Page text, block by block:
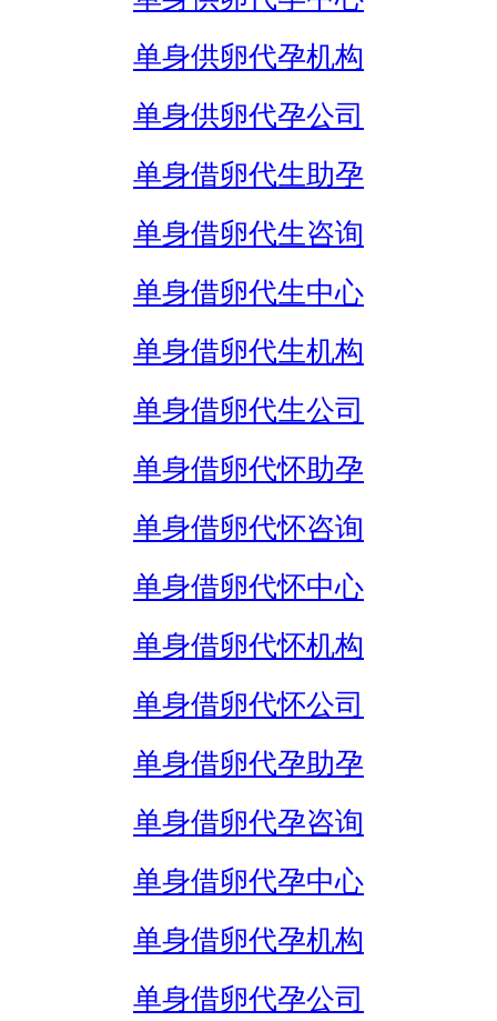
单身供卵代孕机构
单身供卵代孕公司
单身借卵代生助孕
单身借卵代生咨询
单身借卵代生中心
单身借卵代生机构
单身借卵代生公司
单身借卵代怀助孕
单身借卵代怀咨询
单身借卵代怀中心
单身借卵代怀机构
单身借卵代怀公司
单身借卵代孕助孕
单身借卵代孕咨询
单身借卵代孕中心
单身借卵代孕机构
单身借卵代孕公司